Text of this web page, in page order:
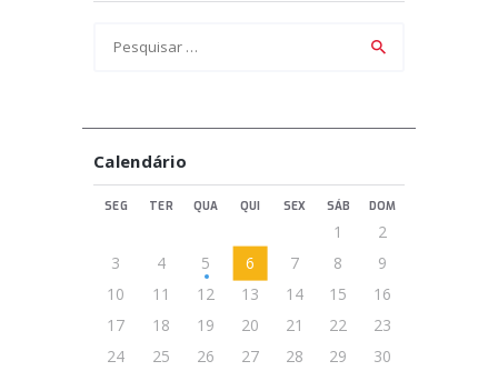
por:
Calendário
SEG TER QUA QUI SEX SÁB DOM
1
2
3
4 5 6 7 8
9
10
11 12 13 14 15
16
17
18 19 20 21 22
23
24
25 26 27 28 29
30